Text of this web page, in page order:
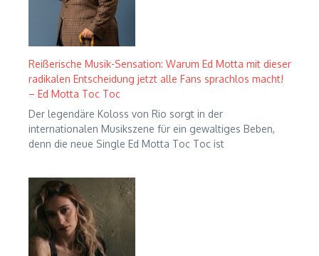
Reißerische Musik-Sensation: Warum Ed Motta mit dieser
radikalen Entscheidung jetzt alle Fans sprachlos macht!
– Ed Motta Toc Toc
Der legendäre Koloss von Rio sorgt in der
internationalen Musikszene für ein gewaltiges Beben,
denn die neue Single Ed Motta Toc Toc ist